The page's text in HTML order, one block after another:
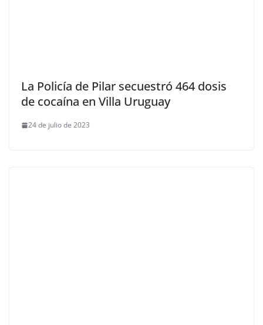
La Policía de Pilar secuestró 464 dosis
de cocaína en Villa Uruguay
24 de julio de 2023